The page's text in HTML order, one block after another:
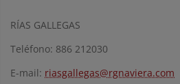
RÍAS GALLEGAS
Teléfono: 886 212030
E-mail: riasgallegas@rgnaviera.com